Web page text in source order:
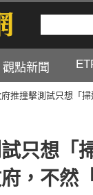
觀點新聞
推撞擊測試只想「
只想「
，不然